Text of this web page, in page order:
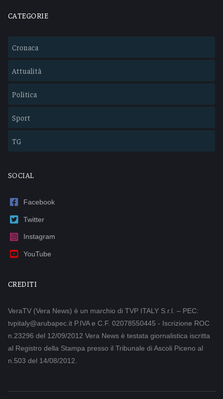
CATEGORIE
Cronaca
Attualità
Politica
Sport
TG
SOCIAL
Facebook
Twitter
Instagram
YouTube
CREDITI
VeraTV (Vera News) è un marchio di TVP ITALY S.r.l. – PEC:
tvpitaly@arubapec.it P.IVA e C.F. 02078550445 - Iscrizione ROC
n.23296 del 12/09/2012 Vera News è testata giornalistica iscritta
al Registro della Stampa presso il Tribunale di Ascoli Piceno al
n.503 del 14/08/2012.